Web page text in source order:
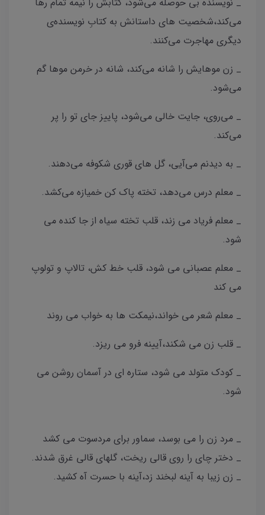
می‌کند،شخصیت های داستانش به کتابِ نویسنده‌ی
دیگری مهاجرت می‌کنند.
_ زن موهایش را شانه می‌کند، شانه در خرمن موها گم
می‌شود.
_ می‌روی، جایت خالی می‌شود، پاییز جای تو را پر
می‌کند.
_ به دیدنم می‌آیی، گل های قوری شکوفه می‌دهند.
_ معلم درس می‌دهد، تخته پا‌ک کن خمیازه می‌کشد.
_ معلم فریاد می زند، قلب تخته سیاه از جا کنده می
شود.
_ معلم عصبانی می شود، قلب خط کش، تالاپ‌ و تولوپ
می کند
_ معلم شعر می خواند،نیمکت ها به خواب می روند
_ قلب زن می شکند،آیینه فرو می ریزد.
_ کودک متولد می شود، ستاره ای در آسمان روشن می
شود.
_ مرد زن را می بوسد، سماور برای مردسوت می کشد
_ دختر چای را روی قالی ریخت، گلهای قالی غرق شدند.
_ زن زیبا به آینه لبخند زد،آینه با حسرت آه کشید‌.